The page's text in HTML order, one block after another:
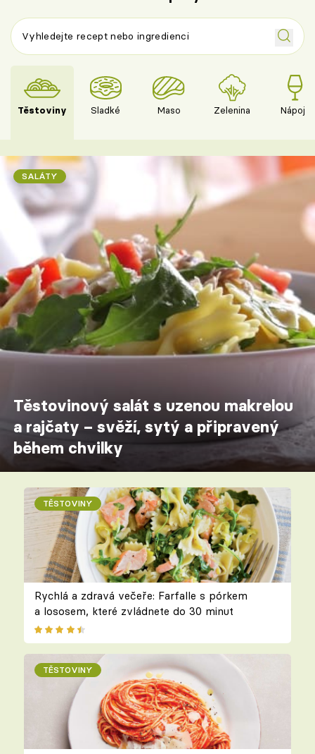
Těstoviny Sladké Maso Zelenina Nápoje
SALÁTY
Těstovinový salát s uzenou makrelou
a rajčaty – svěží, sytý a připravený
během chvilky
TĚSTOVINY
Rychlá a zdravá večeře: Farfalle s pórkem
a lososem, které zvládnete do 30 minut
TĚSTOVINY